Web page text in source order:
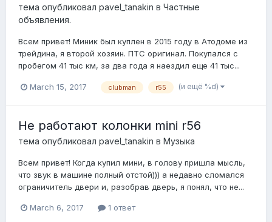
тема опубликовал pavel_tanakin в Частные
объявления.
Всем привет! Миник был куплен в 2015 году в Атодоме из
трейдина, я второй хозяин. ПТС оригинал. Покупался с
пробегом 41 тыс км, за два года я наездил еще 41 тыс...
March 15, 2017 clubman r55 (и ещё %d)
Не работают колонки mini r56
тема опубликовал pavel_tanakin в Музыка
Всем привет! Когда купил мини, в голову пришла мысль,
что звук в машине полный отстой))) а недавно сломался
ограничитель двери и, разобрав дверь, я понял, что не...
March 6, 2017 1 ответ